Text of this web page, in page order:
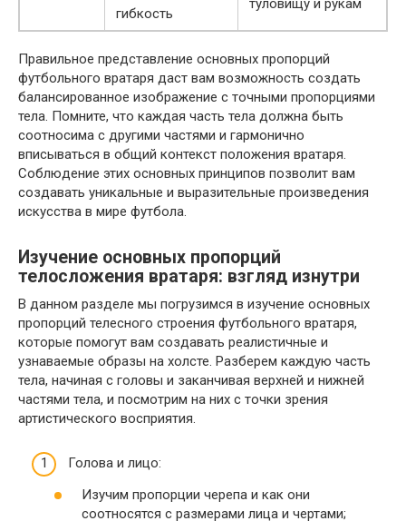
гибкость
туловищу и рукам
Правильное представление основных пропорций
футбольного вратаря даст вам возможность создать
балансированное изображение с точными пропорциями
тела. Помните, что каждая часть тела должна быть
соотносима с другими частями и гармонично
вписываться в общий контекст положения вратаря.
Соблюдение этих основных принципов позволит вам
создавать уникальные и выразительные произведения
искусства в мире футбола.
Изучение основных пропорций
телосложения вратаря: взгляд изнутри
В данном разделе мы погрузимся в изучение основных
пропорций телесного строения футбольного вратаря,
которые помогут вам создавать реалистичные и
узнаваемые образы на холсте. Разберем каждую часть
тела, начиная с головы и заканчивая верхней и нижней
частями тела, и посмотрим на них с точки зрения
артистического восприятия.
Голова и лицо:
Изучим пропорции черепа и как они
соотносятся с размерами лица и чертами;